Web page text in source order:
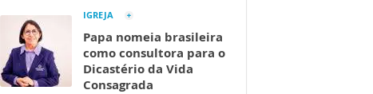
IGREJA
Papa nomeia brasileira
como consultora para o
Dicastério da Vida
Consagrada